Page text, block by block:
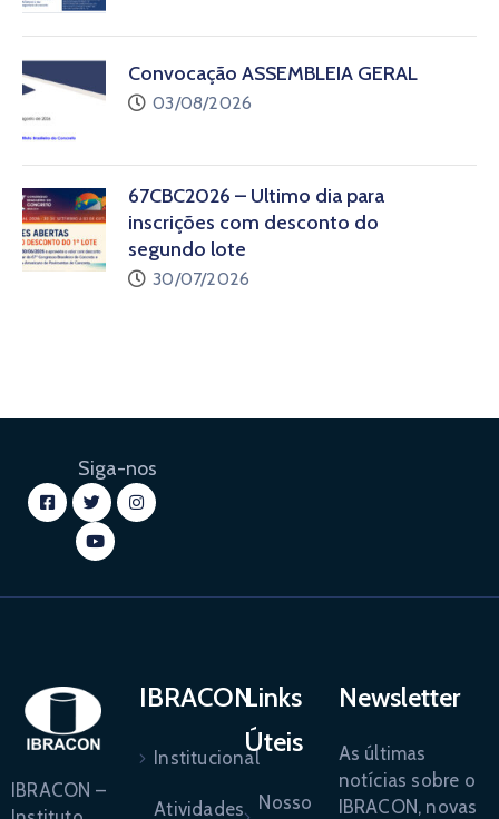
Convocação ASSEMBLEIA GERAL
03/08/2026
67CBC2026 – Último dia para
inscrições com desconto do
segundo lote
30/07/2026
Siga-nos
IBRACON –
IBRACON
Institucional
Atividades
Links
Úteis
Nosso
Newsletter
As últimas
notícias sobre o
IBRACON, novas